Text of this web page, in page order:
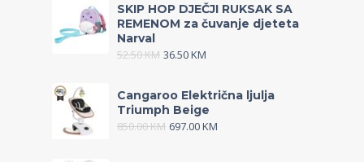
SKIP HOP DJEČJI RUKSAK SA
REMENOM za čuvanje djeteta
Narval
52.50KM 36.50KM
Cangaroo Električna ljulja
Triumph Beige
850.00KM 697.00KM